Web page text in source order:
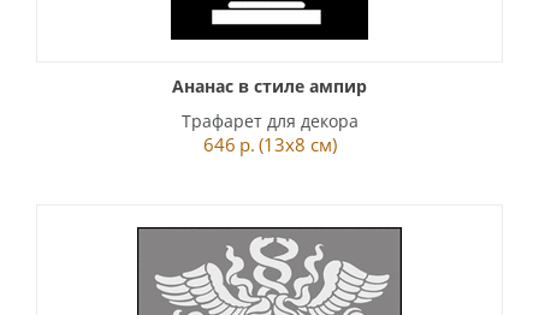
Ананас в стиле ампир
Трафарет для декора
646 р. (13x8 см)